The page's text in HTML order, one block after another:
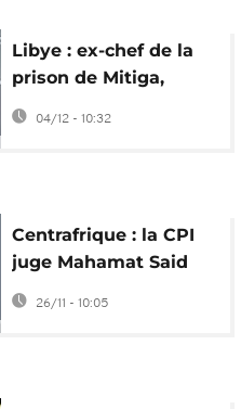
Libye : ex-chef de la
prison de Mitiga,
Khaled El Hishri
devant la CPI
04/12 - 10:32
Centrafrique : la CPI
juge Mahamat Said
Abdel Kani pour
crimes de guerre
26/11 - 10:05